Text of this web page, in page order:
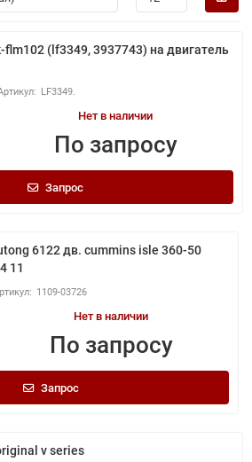
(lf3349, 3937743) на двигатель
LF3349.
Нет в наличии
По запросу
Запрос
6122 дв. cummins isle 360-50
11
1109-03726
Нет в наличии
По запросу
Запрос
v series